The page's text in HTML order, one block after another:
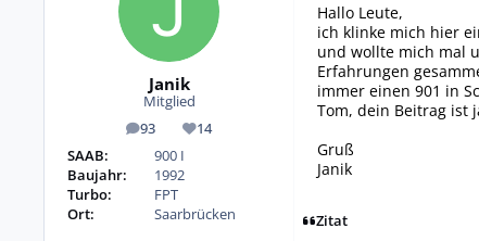
Janik
Mitglied
93
Beiträge 14
Reputation
SAAB:
900 I
Baujahr:
1992
Turbo:
FPT
Ort:
Saarbrücken
Hallo Leute,
ich klinke mich hier
und wollte mich mal
Erfahrungen
immer einen 901 in
Tom, dein Beitrag ist
Gruß
Janik
Zitat